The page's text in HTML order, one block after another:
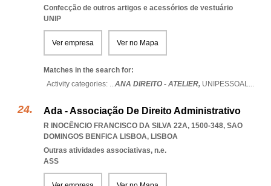
Confecção de outros artigos e acessórios de vestuário
UNIP
Ver empresa Ver no Mapa
Matches in the search for:
Activity categories: ...ANA DIREITO - ATELIER, UNIPESSOAL...
Ada - Associação De Direito Administrativo
R INOCÊNCIO FRANCISCO DA SILVA 22A, 1500-348, SAO
DOMINGOS BENFICA LISBOA, LISBOA
Outras atividades associativas, n.e.
ASS